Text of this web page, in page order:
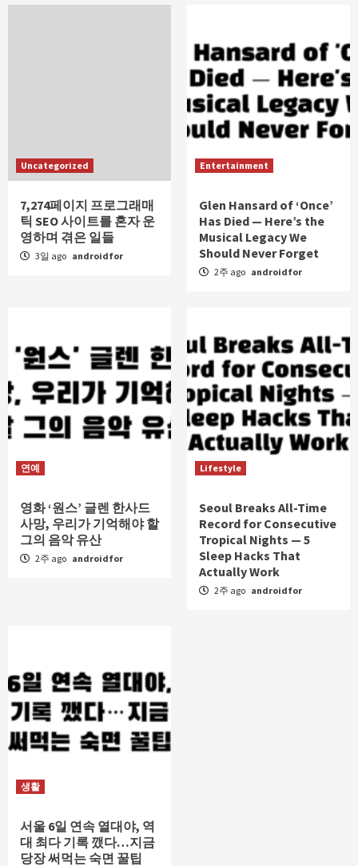
Uncategorized
7,274페이지 프로그래매
틱 SEO 사이트를 혼자 운
영하며 겪은 일들
3일 ago androidfor
Entertainment
Glen Hansard of ‘Once’
Has Died — Here’s the
Musical Legacy We
Should Never Forget
2주 ago androidfor
연예
영화 ‘원스’ 글렌 한사드
사망, 우리가 기억해야 할
그의 음악 유산
2주 ago androidfor
Lifestyle
Seoul Breaks All-Time
Record for Consecutive
Tropical Nights — 5
Sleep Hacks That
Actually Work
2주 ago androidfor
생활
서울 6일 연속 열대야, 역
대 최다 기록 깼다…지금
당장 써먹는 숙면 꿀팁